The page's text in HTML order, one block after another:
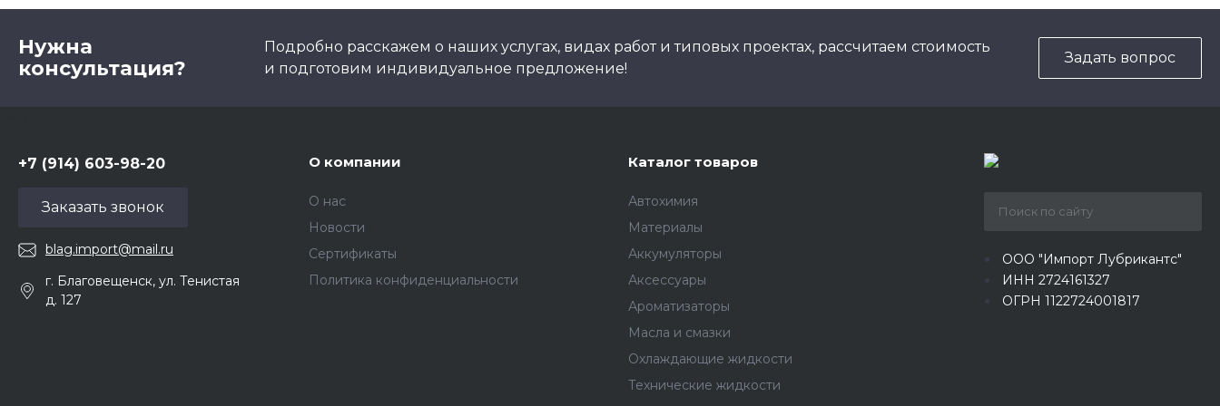
Нужна
консультация?
Подробно расскажем о наших услугах, видах работ и типовых проектах, рассчитаем стоимость
и подготовим индивидуальное предложение!
Задать вопрос
+7 (914) 603-98-20
Заказать звонок
blag.import@mail.ru
г. Благовещенск, ул. Тенистая
д. 127
О компании
О нас
Новости
Сертификаты
Политика конфиденциальности
Каталог товаров
Автохимия
Материалы
Аккумуляторы
Аксессуары
Ароматизаторы
Масла и смазки
Охлаждающие жидкости
Технические жидкости
ООО "Импорт Лубрикантс"
ИНН 2724161327
ОГРН 1122724001817